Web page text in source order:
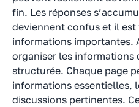
fin. Les réponses
deviennent confus et il est
informations importantes.
organiser les informations
structurée. Chaque page
informations essentielles,
discussions pertinentes.